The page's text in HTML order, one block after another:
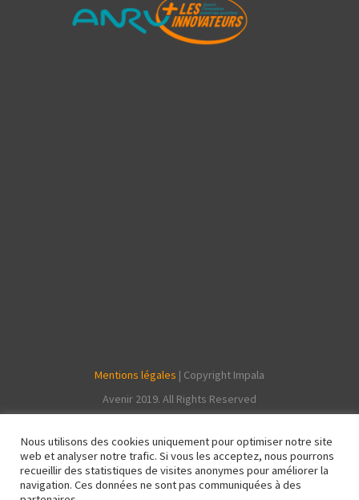
Mentions légales | Copyright Impala
Avenir 2019. All Rights Reserved
Nous utilisons des cookies uniquement pour optimiser notre site
web et analyser notre trafic. Si vous les acceptez, nous pourrons
recueillir des statistiques de visites anonymes pour améliorer la
navigation. Ces données ne sont pas communiquées à des